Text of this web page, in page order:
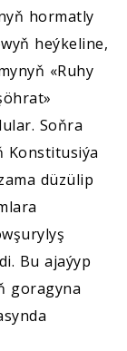
hormatly
heýkeline,
«Ruhy
Soňra
Konstitusiýa
düzülip
Bu ajaýyp
goragyna